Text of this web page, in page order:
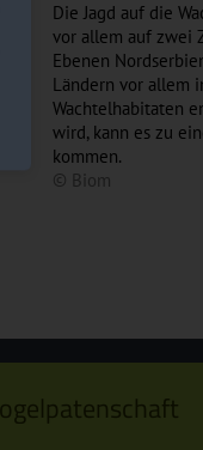
Die Jagd auf die
vor allem auf zwei
Ebenen
Ländern vor allem
Wachtelhabitaten
wird, kann es zu
kommen.
© Biom